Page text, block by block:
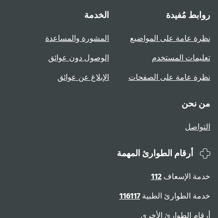
روابط مُفيدة
نظرة عامة على المواضيع
تعليمات المستخدم
نظرة عامة على الصفحات
الخدمة
المشورة والمساعدة
الوصول دون عوائق
الإبلاغ عن عوائق
من نحن
التواصل
أرقام الطوارئ المهمة
خدمة الإسعاف 112
خدمة الطوارئ الطبية116117
أرقام الطوارئ الأخرى